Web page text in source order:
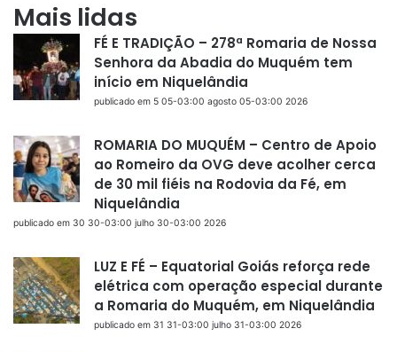
Mais lidas
FÉ E TRADIÇÃO – 278ª Romaria de Nossa
Senhora da Abadia do Muquém tem
início em Niquelândia
publicado em 5 05-03:00 agosto 05-03:00 2026
ROMARIA DO MUQUÉM – Centro de Apoio
ao Romeiro da OVG deve acolher cerca
de 30 mil fiéis na Rodovia da Fé, em
Niquelândia
publicado em 30 30-03:00 julho 30-03:00 2026
LUZ E FÉ – Equatorial Goiás reforça rede
elétrica com operação especial durante
a Romaria do Muquém, em Niquelândia
publicado em 31 31-03:00 julho 31-03:00 2026